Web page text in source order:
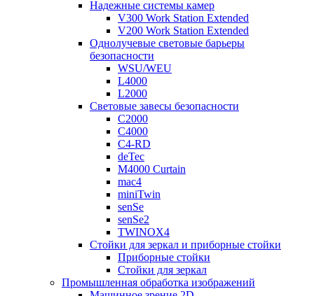
Надежные системы камер
V300 Work Station Extended
V200 Work Station Extended
Однолучевые световые барьеры
безопасности
WSU/WEU
L4000
L2000
Световые завесы безопасности
C2000
C4000
C4-RD
deTec
M4000 Curtain
mac4
miniTwin
senSe
senSe2
TWINOX4
Стойки для зеркал и приборные стойки
Приборные стойки
Стойки для зеркал
Промышленная обработка изображений